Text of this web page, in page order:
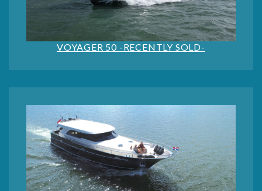
VOYAGER 50 -RECENTLY SOLD-